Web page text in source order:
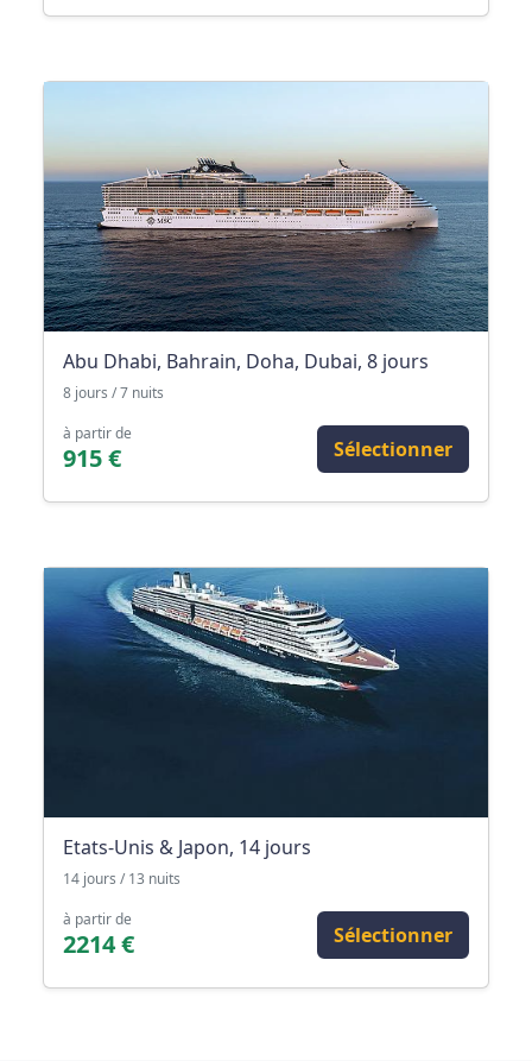
Abu Dhabi, Bahrain, Doha, Dubai, 8 jours
8 jours / 7 nuits
à partir de
915 € Sélectionner
Etats-Unis & Japon, 14 jours
14 jours / 13 nuits
à partir de
2214 € Sélectionner